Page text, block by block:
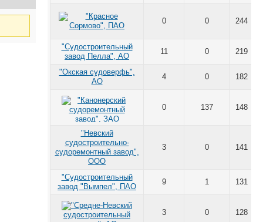
0 0 244
"Судостроительный
завод Пелла", АО
11 0 219
"Окская судоверфь",
АО
4 0 182
0 137 148
"Невский
судостроительно-
судоремонтный завод",
ООО
3 0 141
"Судостроительный
завод "Вымпел", ПАО
9 1 131
3 0 128